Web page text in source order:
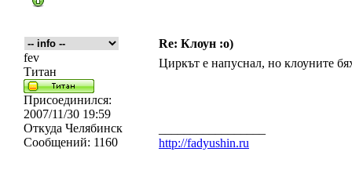
Re: Клоун :о)
fev
Титан
Присоединился:
2007/11/30 19:59
Откуда Челябинск
Сообщений: 1160
Циркът е напуснал, но клоуните
http://fadyushin.ru